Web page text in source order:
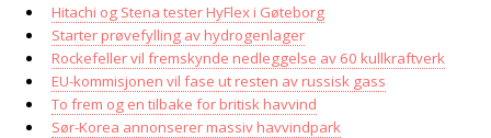
Hitachi og Stena tester HyFlex i Gøteborg
Starter prøvefylling av hydrogenlager
Rockefeller vil fremskynde nedleggelse av 60 kullkraftverk
EU-kommisjonen vil fase ut resten av russisk gass
To frem og en tilbake for britisk havvind
Sør-Korea annonserer massiv havvindpark